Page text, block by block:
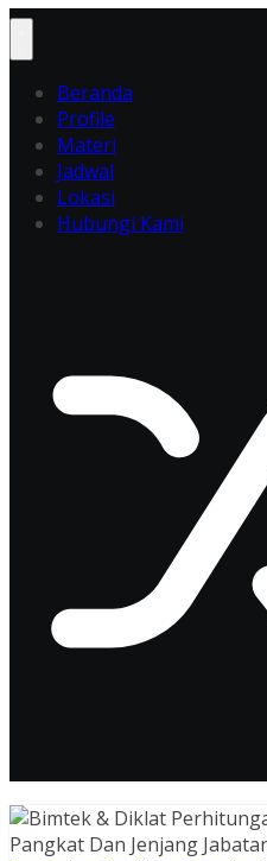
Beranda
Profile
Materi
Jadwal
Lokasi
Hubungi Kami